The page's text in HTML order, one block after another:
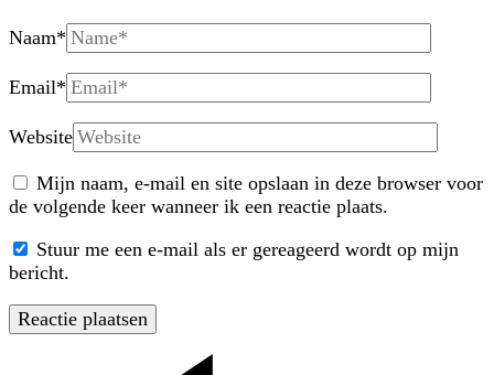
Naam*
Email*
Website
Mijn naam, e-mail en site opslaan in deze browser voor
de volgende keer wanneer ik een reactie plaats.
Stuur me een e-mail als er gereageerd wordt op mijn
bericht.